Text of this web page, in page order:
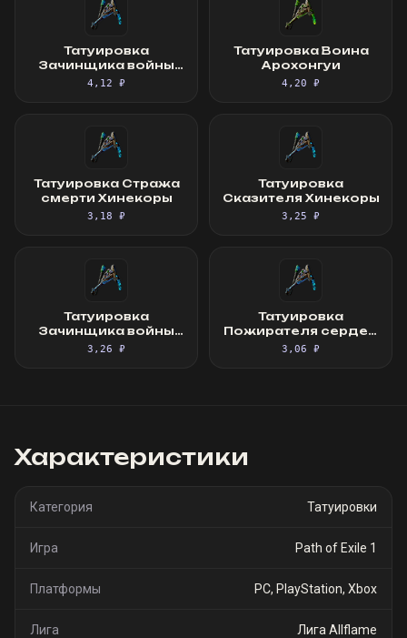
Татуировка
Зачинщика войны
Арохонгуи
4,12 ₽
Татуировка Воина
Арохонгуи
4,20 ₽
Татуировка Стража
смерти Хинекоры
3,18 ₽
Татуировка
Сказителя Хинекоры
3,25 ₽
Татуировка
Зачинщика войны
Хинекоры
3,26 ₽
Татуировка
Пожирателя сердец
Китавы
3,06 ₽
Характеристики
Категория Татуировки
Игра Path of Exile 1
Платформы PC, PlayStation, Xbox
Лига Лига Allflame